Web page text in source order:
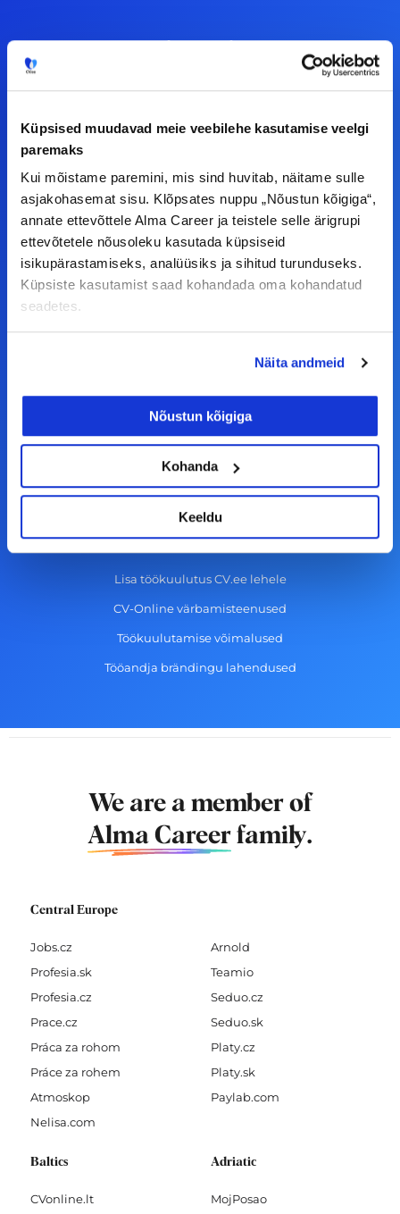
Küpsised muudavad meie veebilehe kasutamise veelgi
paremaks
Kui mõistame paremini, mis sind huvitab, näitame sulle
asjakohasemat sisu. Klõpsates nuppu „Nõustun kõigiga“,
annate ettevõttele Alma Career ja teistele selle ärigrupi
ettevõtetele nõusoleku kasutada küpsiseid
isikupärastamiseks, analüüsiks ja sihitud turunduseks.
Küpsiste kasutamist saad kohandada oma kohandatud
seadetes.
Näita andmeid
Nõustun kõigiga
Kohanda
Keeldu
Meiega leiad!
Tööelublogi.ee lehelt leiad kõik vajaliku, et olla
ettepanekuid erinevate teemade osas või soovid
F
a
c
b
o
-
I
n
s
a
r
a
m
L
i
n
e
i
n
Y
o
u
u
b
e
© Alma Career Estonia OÜ
Tööpakkumised
Aktiveeri tööpakkumiste teavitus
KKK
Kasutustingimused
Tööandjale
Lisa töökuulutus CV.ee lehele
CV-Online värbamisteenused
Töökuulutamise võimalused
Tööandja brändingu lahendused
We are a member of
Alma Career family.
Central Europe
Jobs.cz
Profesia.sk
Profesia.cz
Prace.cz
Práca za rohom
Práce za rohem
Atmoskop
Nelisa.com
Arnold
Teamio
Seduo.cz
Seduo.sk
Platy.cz
Platy.sk
Paylab.com
Baltics
CVonline.lt
Adriatic
MojPosao